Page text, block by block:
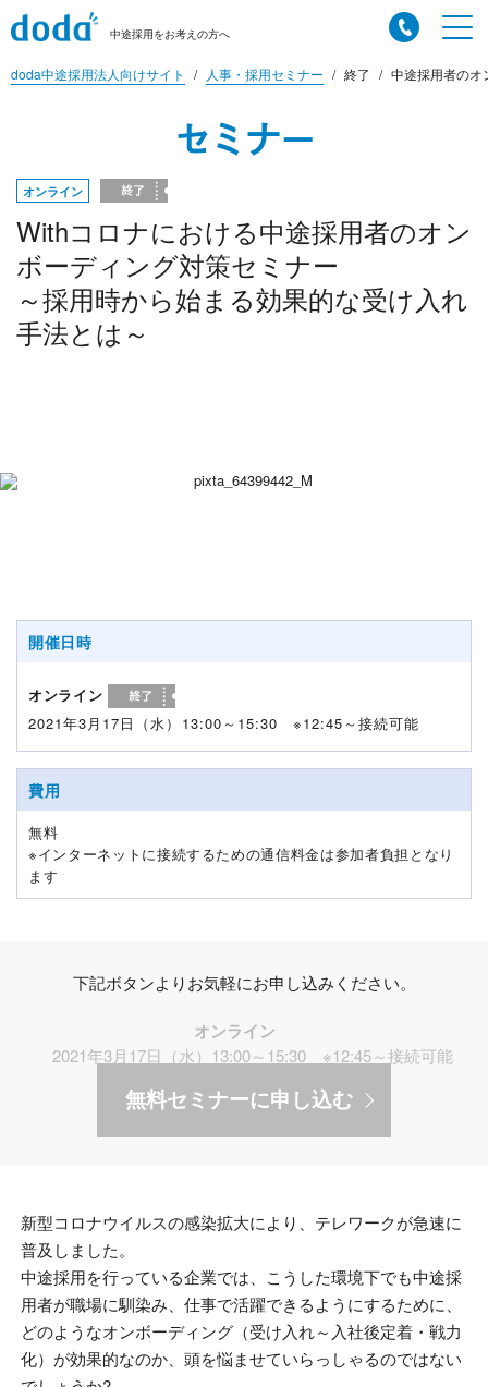
中途採用をお考えの方へ
doda中途採用法人向けサイト 人事・採用セミナー 終了 中途採用者の
セミナー
オンライン
Withコロナにおける中途採用者のオン
ボーディング対策セミナー
～採用時から始まる効果的な受け入れ
手法とは～
開催日時
オンライン
2021年3月17日（水）13:00～15:30 ※12:45～接続可能
費用
無料
※インターネットに接続するための通信料金は参加者負担となり
ます
下記ボタンよりお気軽にお申し込みください。
オンライン
2021年3月17日（水）13:00～15:30 ※12:45～接続可能
無料セミナーに申し込む
新型コロナウイルスの感染拡大により、テレワークが急速に
普及しました。
中途採用を行っている企業では、こうした環境下でも中途採
用者が職場に馴染み、仕事で活躍できるようにするために、
どのようなオンボーディング（受け入れ～入社後定着・戦力
化）が効果的なのか、頭を悩ませていらっしゃるのではない